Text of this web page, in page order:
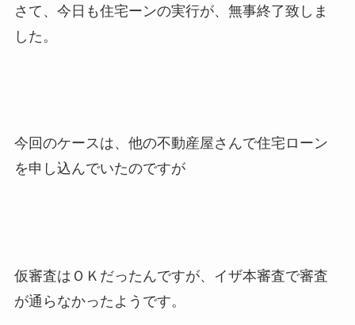
さて、今日も住宅ーンの実行が、無事終了致しま
した。
今回のケースは、他の不動産屋さんで住宅ローン
を申し込んでいたのですが
仮審査はＯＫだったんですが、イザ本審査で審査
が通らなかったようです。